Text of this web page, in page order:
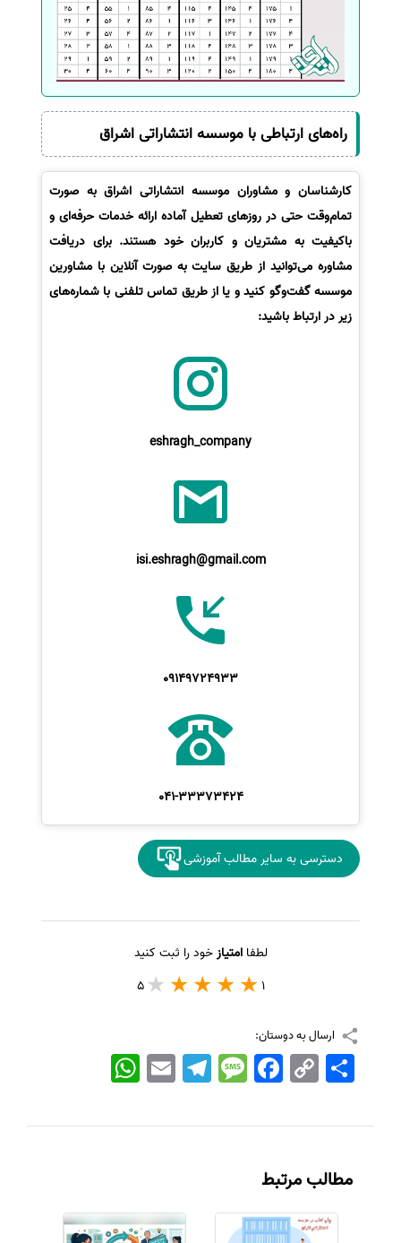
راه‌های ارتباطی با موسسه انتشاراتی اشراق
کارشناسان و مشاوران موسسه انتشاراتی اشراق به صورت
تمام‌وقت حتی در روزهای تعطیل آماده ارائه خدمات حرفه‌ای و
باکیفیت به مشتریان و کاربران خود هستند. برای دریافت
مشاوره می‌توانید از طریق سایت به صورت آنلاین با مشاورین
موسسه گفت‌وگو کنید و یا از طریق تماس تلفنی با شماره‌های
زیر در ارتباط باشید:
eshragh_company
isi.eshragh@gmail.com
09149724933
041-33373424
دسترسی به سایر مطالب آموزشی
لطفاامتیازخود را ثبت کنید
1
5
ارسال به دوستان:
WhatsApp EmailTelegramMessageFacebook Copy
Link
اشتراک
مطالب مرتبط